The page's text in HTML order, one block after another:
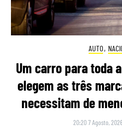
AUTO,
Um carro para toda
elegem as três
necessitam de
20:20 7 Agosto, 2026